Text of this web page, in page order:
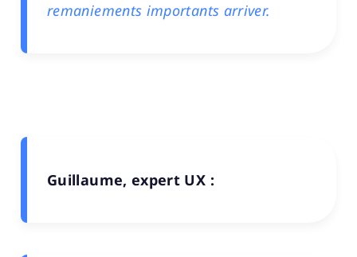
remaniements importants arriver.
Guillaume, expert UX :